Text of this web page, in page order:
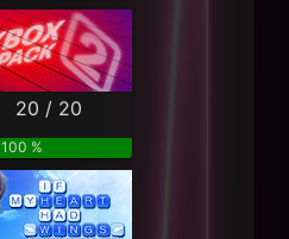
20 / 20
100 %